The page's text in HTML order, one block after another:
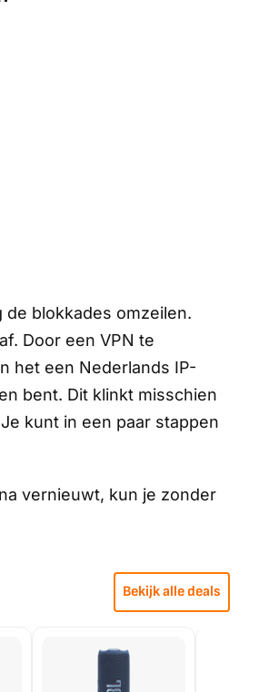
blokkades omzeilen.
Door een VPN te
het een Nederlands IP-
bent. Dit klinkt misschien
kunt in een paar stappen
vernieuwt, kun je zonder
Bekijk alle deals